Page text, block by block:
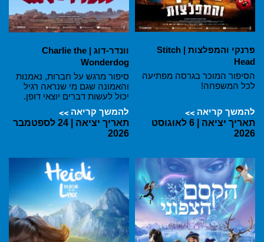
פרנקי והמפלצות | Stitch
Head
הסיפור המוכר בגרסה מפתיעה
לכל המשפחה!
להמשך קריאה
תאריך יציאה | 6 לאוגוסט
2026
וונדר-דוג | Charlie the
Wonderdog
סיפור מרגש על חברות, נאמנות
והאמונה שגם מי שנראה רגיל
יכול לעשות דברים יוצאי דופן.
להמשך קריאה
תאריך יציאה | 24 לספטמבר
2026